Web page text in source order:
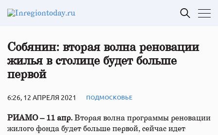
Собянин: вторая волна реновации
жилья в столице будет больше
первой
6:26, 12 АПРЕЛЯ 2021 ПОДМОСКОВЬЕ
РИАМО – 11 апр. Вторая волна программы реновации
жилого фонда будет больше первой, сейчас идет